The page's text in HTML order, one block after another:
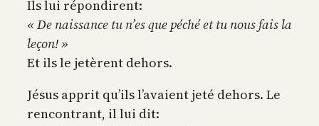
Ils lui répondirent:
« De naissance tu n’es que péché et tu nous fais la
leçon! »
Et ils le jetèrent dehors.
Jésus apprit qu’ils l’avaient jeté dehors. Le
rencontrant, il lui dit: